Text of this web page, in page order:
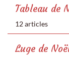
Tableau de
12 articles
Luge de